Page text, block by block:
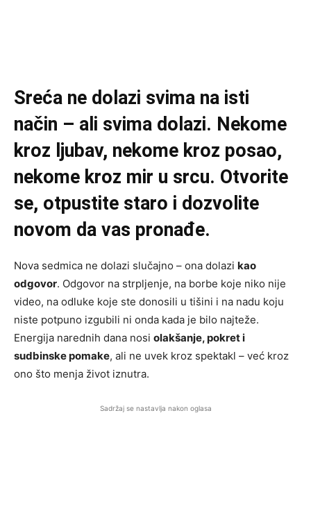
Sreća ne dolazi svima na isti
način – ali svima dolazi. Nekome
kroz ljubav, nekome kroz posao,
nekome kroz mir u srcu. Otvorite
se, otpustite staro i dozvolite
novom da vas pronađe.
Nova sedmica ne dolazi slučajno – ona dolazi kao
odgovor. Odgovor na strpljenje, na borbe koje niko nije
video, na odluke koje ste donosili u tišini i na nadu koju
niste potpuno izgubili ni onda kada je bilo najteže.
Energija narednih dana nosi olakšanje, pokret i
sudbinske pomake, ali ne uvek kroz spektakl – već kroz
ono što menja život iznutra.
Sadržaj se nastavlja nakon oglasa